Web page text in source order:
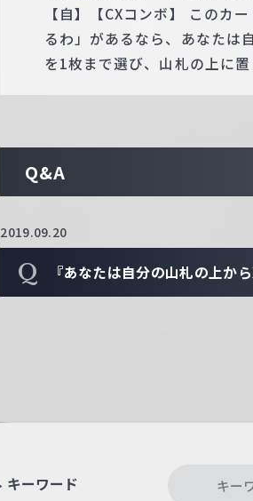
【自】【CXコンボ】 このカ
るわ」があるなら、あなたは
を1枚まで選び、山札の上に置
Q&A
2019.09.20
Q 『あなたは自分の山札の上か
キーワード